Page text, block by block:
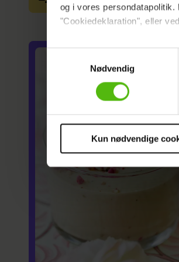
og i vores
"Cookiedeklaration", eller
Dine valg anvendes på hele
Vi ønsker dit samtykke til at
Vi anvender egne cookies
sociale medier.
cookies,
vores
privatlivspolitik
Nødvendig
Kun nødvendige